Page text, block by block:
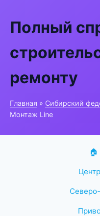
Полный
ремонту
Главная » Сибирский
Монтаж Line
🏠